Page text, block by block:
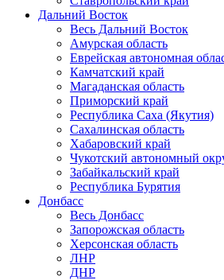
Дальний Восток
Весь Дальний Восток
Амурская область
Еврейская автономная
Камчатский край
Магаданская область
Приморский край
Республика Саха (Якутия)
Сахалинская область
Хабаровский край
Чукотский автономный
Забайкальский край
Республика Бурятия
Донбасс
Весь Донбасс
Запорожская область
Херсонская область
ЛНР
ДНР